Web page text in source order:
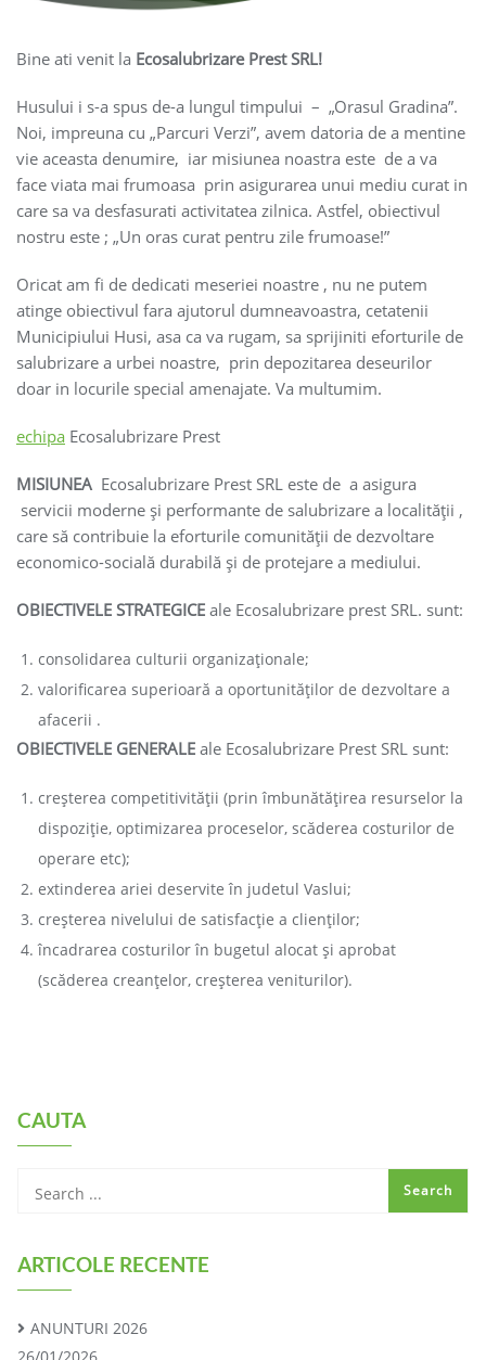
Bine ati venit la Ecosalubrizare Prest SRL!
Husului i s-a spus de-a lungul timpului – „Orasul Gradina”.
Noi, impreuna cu „Parcuri Verzi”, avem datoria de a mentine
vie aceasta denumire, iar misiunea noastra este de a va
face viata mai frumoasa prin asigurarea unui mediu curat in
care sa va desfasurati activitatea zilnica. Astfel, obiectivul
nostru este ; „Un oras curat pentru zile frumoase!”
Oricat am fi de dedicati meseriei noastre , nu ne putem
atinge obiectivul fara ajutorul dumneavoastra, cetatenii
Municipiului Husi, asa ca va rugam, sa sprijiniti eforturile de
salubrizare a urbei noastre, prin depozitarea deseurilor
doar in locurile special amenajate. Va multumim.
echipa Ecosalubrizare Prest
MISIUNEA Ecosalubrizare Prest SRL este de a asigura
servicii moderne şi performante de salubrizare a localităţii ,
care să contribuie la eforturile comunităţii de dezvoltare
economico-socială durabilă şi de protejare a mediului.
OBIECTIVELE STRATEGICE ale Ecosalubrizare prest SRL. sunt:
consolidarea culturii organizaţionale;
valorificarea superioară a oportunităţilor de dezvoltare a
afacerii .
OBIECTIVELE GENERALE ale Ecosalubrizare Prest SRL sunt:
creşterea competitivităţii (prin îmbunătăţirea resurselor la
dispoziţie, optimizarea proceselor, scăderea costurilor de
operare etc);
extinderea ariei deservite în judetul Vaslui;
creşterea nivelului de satisfacţie a clienţilor;
încadrarea costurilor în bugetul alocat şi aprobat
(scăderea creanţelor, creşterea veniturilor).
CAUTA
ARTICOLE RECENTE
ANUNTURI 2026